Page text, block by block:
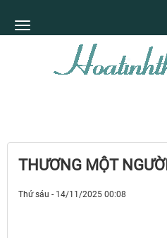
THƯƠNG MỘT NGƯỜI
Thứ sáu - 14/11/2025 00:08